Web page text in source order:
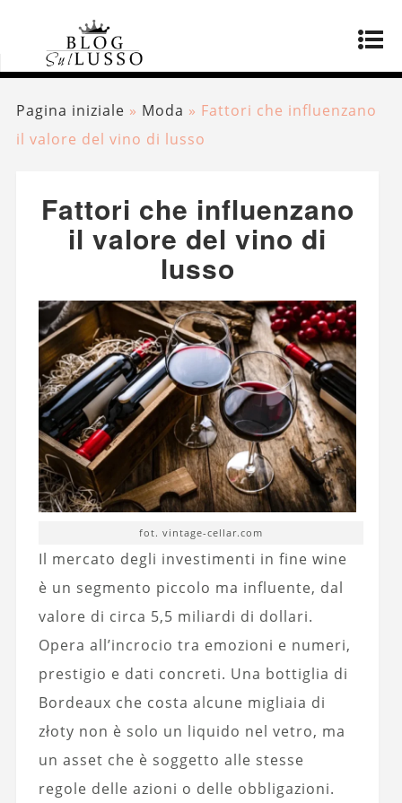
Pagina iniziale » Moda » Fattori che influenzano
il valore del vino di lusso
Fattori che influenzano
il valore del vino di
lusso
fot. vintage-cellar.com
Il mercato degli investimenti in fine wine
è un segmento piccolo ma influente, dal
valore di circa 5,5 miliardi di dollari.
Opera all’incrocio tra emozioni e numeri,
prestigio e dati concreti. Una bottiglia di
Bordeaux che costa alcune migliaia di
złoty non è solo un liquido nel vetro, ma
un asset che è soggetto alle stesse
regole delle azioni o delle obbligazioni.